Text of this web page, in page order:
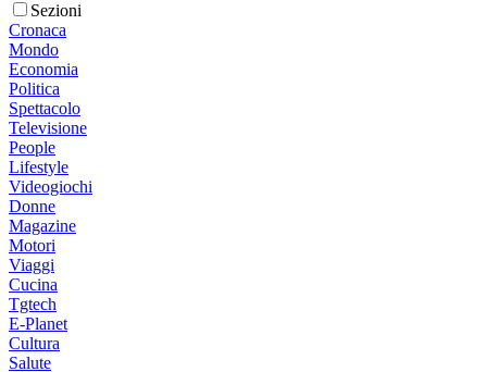
Sezioni
Cronaca
Mondo
Economia
Politica
Spettacolo
Televisione
People
Lifestyle
Videogiochi
Donne
Magazine
Motori
Viaggi
Cucina
Tgtech
E-Planet
Cultura
Salute